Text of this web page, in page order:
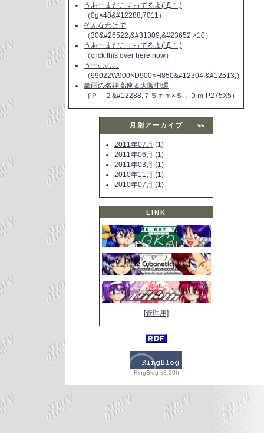
うあーまだこすってるよ(´Д｀;)
（0g×48&#12288;7011）
そんなわけで
（30&#26522;&#31309;&#23652;×10）
うあーまだこすってるよ(´Д｀;)
（click this over here now）
うーむむむ
（99022W900×D900×H850&#12304;&#12513;）
豪雨の名神高速＆大阪中環
（Ｐ－２&#12288;７５ｍｍ×５．０ｍ P275X5）
月別アーカイブ >>
2011年07月 (1)
2011年06月 (1)
2011年03月 (1)
2010年11月 (1)
2010年07月 (1)
LINK
[管理用]
RingBlog v3.20h